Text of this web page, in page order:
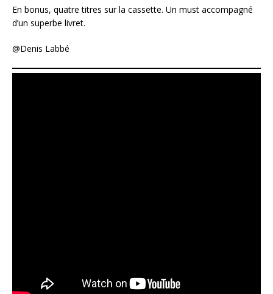
En bonus, quatre titres sur la cassette. Un must accompagné
d’un superbe livret.
@Denis Labbé